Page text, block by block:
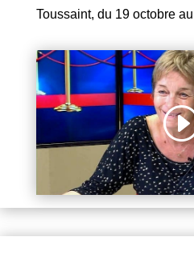
Toussaint, du 19 octobre